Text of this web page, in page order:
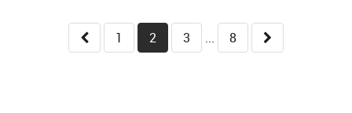
1 2 3 8